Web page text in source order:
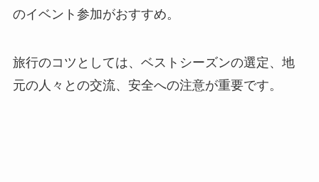
のイベント参加がおすすめ。
旅行のコツとしては、ベストシーズンの選定、地
元の人々との交流、安全への注意が重要です。